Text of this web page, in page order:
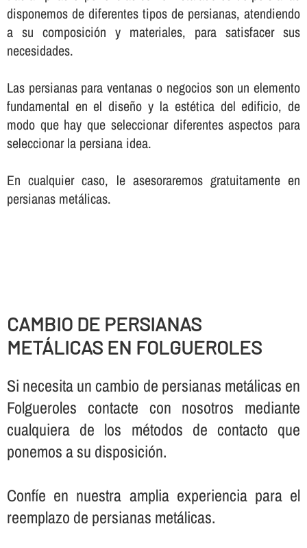
disponemos de diferentes tipos de persianas, atendiendo
a su composición y materiales, para satisfacer sus
necesidades.
Las persianas para ventanas o negocios son un elemento
fundamental en el diseño y la estética del edificio, de
modo que hay que seleccionar diferentes aspectos para
seleccionar la persiana idea.
En cualquier caso, le asesoraremos gratuitamente en
persianas metálicas.
CAMBIO DE PERSIANAS
METÁLICAS EN FOLGUEROLES
Si necesita un cambio de persianas metálicas en
Folgueroles contacte con nosotros mediante
cualquiera de los métodos de contacto que
ponemos a su disposición.
Confí­e en nuestra amplia experiencia para el
reemplazo de persianas metálicas.